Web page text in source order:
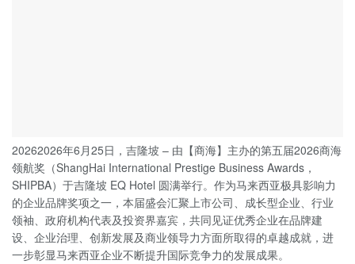
20262026年6月25日，吉隆坡 – 由【商海】主办的第五届2026商海
领航奖（ShangHai International Prestige Business Awards，
SHIPBA）于吉隆坡 EQ Hotel 圆满举行。作为马来西亚极具影响力
的企业品牌奖项之一，本届盛会汇聚上市公司、成长型企业、行业
领袖、政府机构代表及投资界嘉宾，共同见证优秀企业在品牌建
设、企业治理、创新发展及商业领导力方面所取得的卓越成就，进
一步彰显马来西亚企业不断提升国际竞争力的发展成果。